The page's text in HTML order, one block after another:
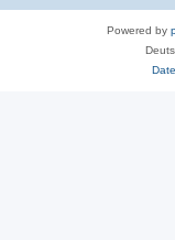
Powered by